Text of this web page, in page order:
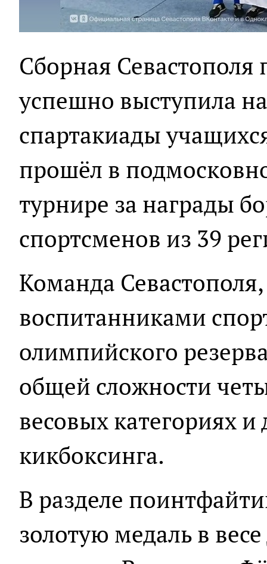
Сборная Севастополя
успешно выступила
спартакиады
прошёл в
турнире за награды
спортсменов из 39
Команда
воспитанниками
олимпийского
общей сложности
весовых категориях
кикбоксинга.
В разделе
золотую медаль в